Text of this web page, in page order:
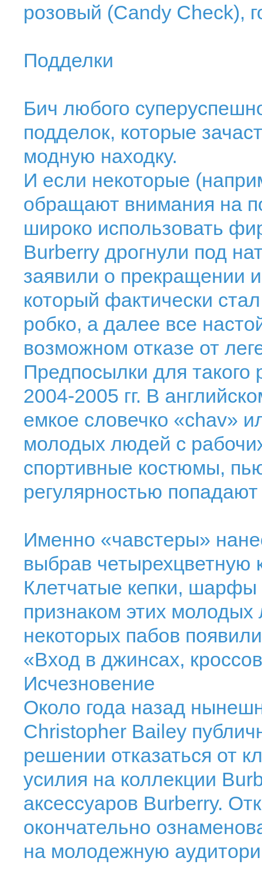
розовый (Candy Check),
Подделки
Бич любого
подделок, которые
модную находку.
И если некоторые
обращают внимания на
широко использовать
Burberry дрогнули под
заявили о прекращении
который фактически
робко, а далее все
возможном отказе от
Предпосылки для
2004-2005 гг. В
емкое словечко «сhav»
молодых людей с
спортивные костюмы,
регулярностью
Именно «чавстеры»
выбрав четырехцветную
Клетчатые кепки,
признаком этих
некоторых пабов
«Вход в джинсах,
Исчезновение
Около года назад
Christopher Bailey
решении отказаться от
усилия на коллекции
аксессуаров Burberry.
окончательно
на молодежную